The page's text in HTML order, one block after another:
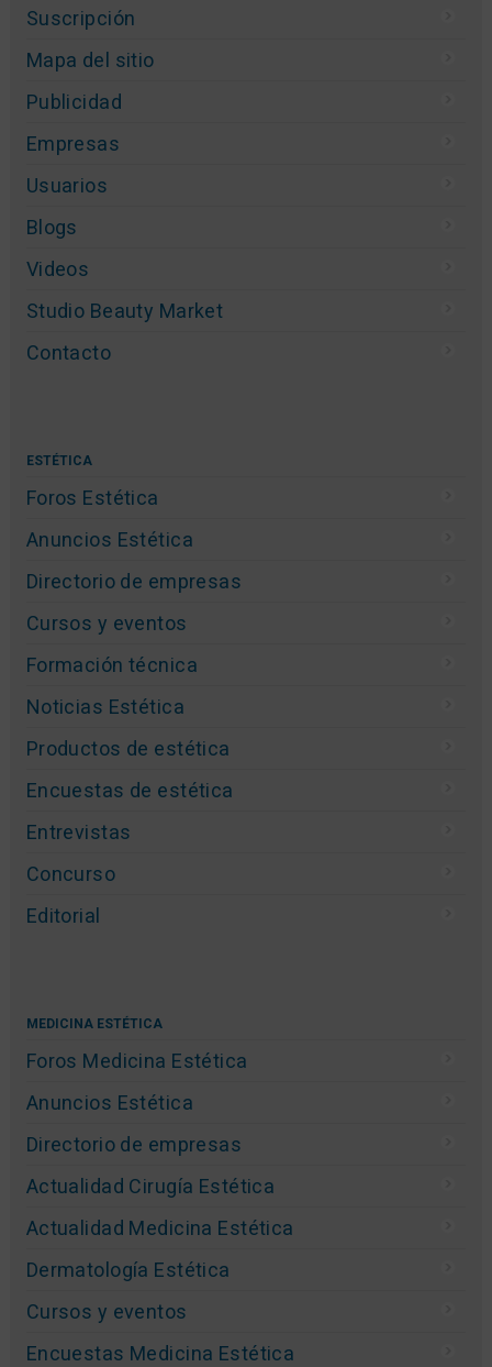
Suscripción
Mapa del sitio
Publicidad
Empresas
Usuarios
Blogs
Videos
Studio Beauty Market
Contacto
ESTÉTICA
Foros Estética
Anuncios Estética
Directorio de empresas
Cursos y eventos
Formación técnica
Noticias Estética
Productos de estética
Encuestas de estética
Entrevistas
Concurso
Editorial
MEDICINA ESTÉTICA
Foros Medicina Estética
Anuncios Estética
Directorio de empresas
Actualidad Cirugía Estética
Actualidad Medicina Estética
Dermatología Estética
Cursos y eventos
Encuestas Medicina Estética